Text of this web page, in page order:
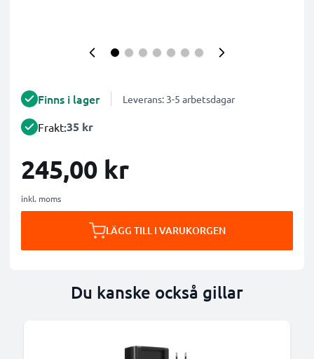
Finns i lager Leverans: 3-5 arbetsdagar
Frakt:35 kr
245,00 kr
inkl. moms
LÄGG TILL I VARUKORGEN
Du kanske också gillar